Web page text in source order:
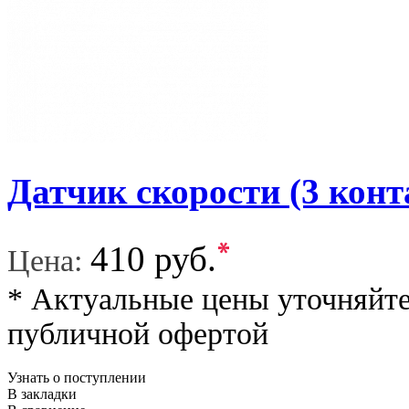
Датчик скорости (3
Цена: 410 руб.*
* Актуальные цены
публичной офертой
Узнать о поступлении
В закладки